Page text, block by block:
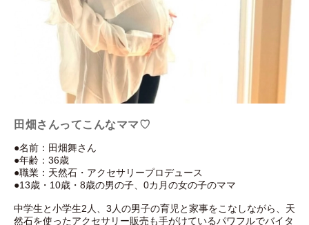
田畑さんってこんなママ♡
●名前：田畑舞さん
●年齢：36歳
●職業：天然石・アクセサリープロデュース
●13歳・10歳・8歳の男の子、0カ月の女の子のママ
中学生と小学生2人、3人の男子の育児と家事をこなしながら、天
然石を使ったアクセサリー販売も手がけているパワフルでバイタ